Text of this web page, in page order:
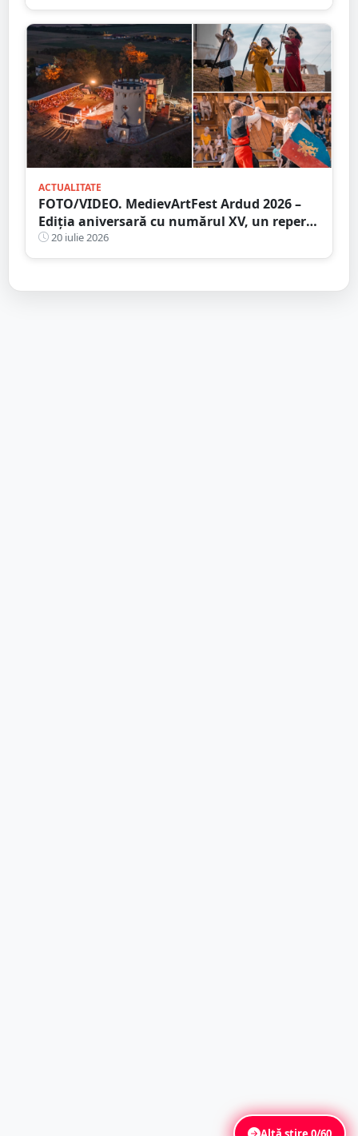
ACTUALITATE
FOTO/VIDEO. MedievArtFest Ardud 2026 –
Ediția aniversară cu numărul XV, un reper
al vieții culturale din județul Satu Mare
20 iulie 2026